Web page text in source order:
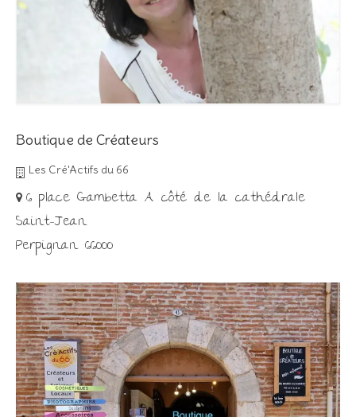
Boutique de Créateurs
Les Cré'Actifs du 66
6 place Gambetta A côté de la cathédrale
Saint-Jean
Perpignan 66000